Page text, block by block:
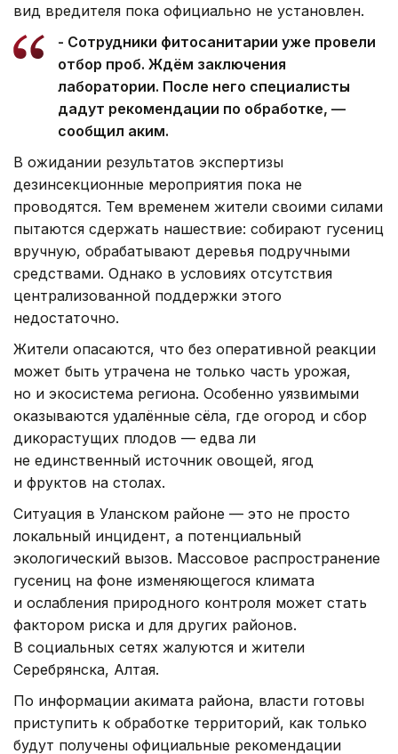
вид вредителя пока официально не установлен.
- Сотрудники фитосанитарии уже провели
отбор проб. Ждём заключения
лаборатории. После него специалисты
дадут рекомендации по обработке, —
сообщил аким.
В ожидании результатов экспертизы
дезинсекционные мероприятия пока не
проводятся. Тем временем жители своими силами
пытаются сдержать нашествие: собирают гусениц
вручную, обрабатывают деревья подручными
средствами. Однако в условиях отсутствия
централизованной поддержки этого
недостаточно.
Жители опасаются, что без оперативной реакции
может быть утрачена не только часть урожая,
но и экосистема региона. Особенно уязвимыми
оказываются удалённые сёла, где огород и сбор
дикорастущих плодов — едва ли
не единственный источник овощей, ягод
и фруктов на столах.
Ситуация в Уланском районе — это не просто
локальный инцидент, а потенциальный
экологический вызов. Массовое распространение
гусениц на фоне изменяющегося климата
и ослабления природного контроля может стать
фактором риска и для других районов.
В социальных сетях жалуются и жители
Серебрянска, Алтая.
По информации акимата района, власти готовы
приступить к обработке территорий, как только
будут получены официальные рекомендации